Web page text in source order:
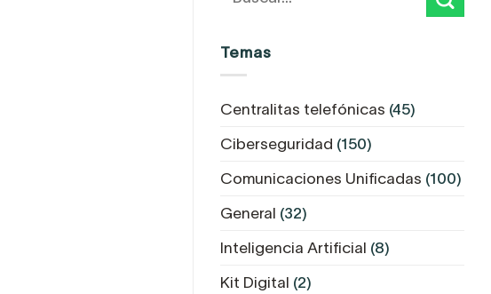
Temas
Centralitas telefónicas (45)
Ciberseguridad (150)
Comunicaciones Unificadas (100)
General (32)
Inteligencia Artificial (8)
Kit Digital (2)